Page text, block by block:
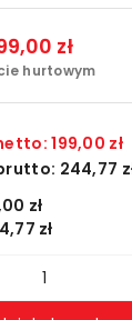
zł
hurtowym
199,00 zł
244,77
zł
zł